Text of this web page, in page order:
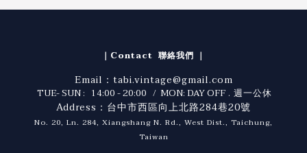
｜Contact 聯絡我們 ｜
Email：tabi.vintage@gmail.com
TUE- SUN : 14:00 - 20:00 / MON: DAY OFF . 週一公休
Address：台中市西區向上北路284巷20號
No. 20, Ln. 284, Xiangshang N. Rd., West Dist., Taichung,
Taiwan